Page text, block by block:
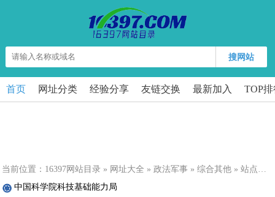
搜网站
首页 网址分类 经验分享 友链交换 最新加入 TOP
当前位置： 16397网站目录 » 网址大全 » 政法军事 » 综合其他 » 站点详细
中国科学院科技基础能力局